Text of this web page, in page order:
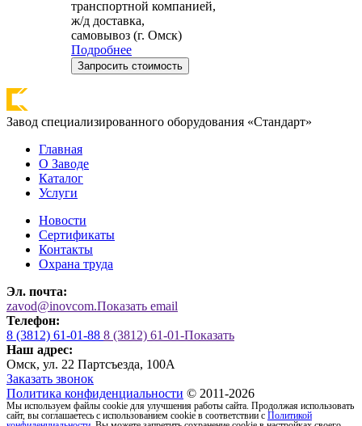
транспортной компанией,
ж/д доставка,
самовывоз (г. Омск)
Подробнее
Запросить стоимость
Завод специализированного оборудования «Стандарт»
Главная
О Заводе
Каталог
Услуги
Новости
Сертификаты
Контакты
Охрана труда
Эл. почта:
zavod@inovcom.Показать email
Телефон:
8 (3812) 61-01-88 8 (3812) 61-01-Показать
Наш адрес:
Омск, ул. 22 Партсъезда, 100А
Заказать звонок
Политика конфиденциальности © 2011-2026
Мы используем файлы cookie для улучшения работы сайта. Продолжая использовать
сайт, вы соглашаетесь с использованием cookie в соответствии с Политикой